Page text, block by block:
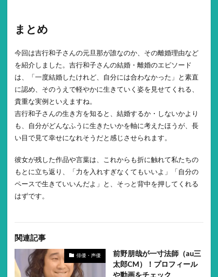
まとめ
今回は吉行和子さんの元旦那が誰なのか、その離婚理由など
を紹介しました。吉行和子さんの結婚・離婚のエピソード
は、「一度結婚したけれど、自分には合わなかった」と素直
に認め、そのうえで軽やかに生きていく姿を見せてくれる、
貴重な実例といえますね。
吉行和子さんの生き方を知ると、結婚するか・しないかより
も、自分がどんなふうに生きたいかを軸に考えたほうが、長
い目で見て幸せになれそうだと感じさせられます。
彼女が残した作品や言葉は、これからも折に触れて私たちの
もとに立ち返り、「力を入れすぎなくてもいいよ」「自分の
ペースで生きていいんだよ」と、そっと背中を押してくれる
はずです。
関連記事
俳優・声優
前野朋哉が一寸法師（au三
太郎CM）！プロフィール
や動画をチェック